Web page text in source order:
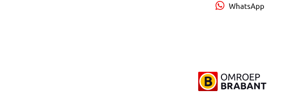
WhatsApp